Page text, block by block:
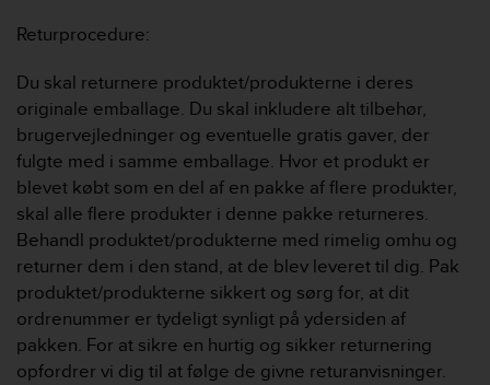
Returprocedure:
Du skal returnere produktet/produkterne i deres
originale emballage. Du skal inkludere alt tilbehør,
brugervejledninger og eventuelle gratis gaver, der
fulgte med i samme emballage. Hvor et produkt er
blevet købt som en del af en pakke af flere produkter,
skal alle flere produkter i denne pakke returneres.
Behandl produktet/produkterne med rimelig omhu og
returner dem i den stand, at de blev leveret til dig. Pak
produktet/produkterne sikkert og sørg for, at dit
ordrenummer er tydeligt synligt på ydersiden af
pakken. For at sikre en hurtig og sikker returnering
opfordrer vi dig til at følge de givne returanvisninger.